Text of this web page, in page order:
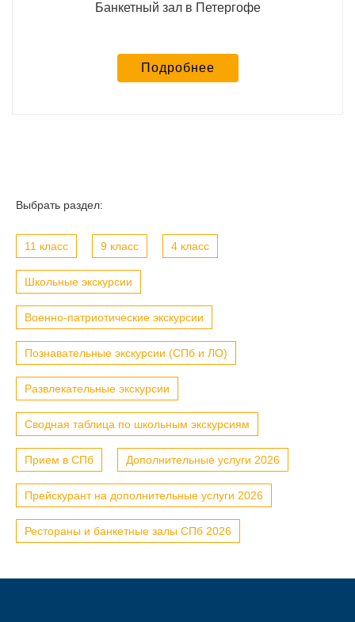
Банкетный зал в Петергофе
Подробнее
Выбрать раздел:
11 класс 9 класс 4 класс
Школьные экскурсии
Военно-патриотические экскурсии
Познавательные экскурсии (СПб и ЛО)
Развлекательные экскурсии
Сводная таблица по школьным экскурсиям
Прием в СПб Дополнительные услуги 2026
Прейскурант на дополнительные услуги 2026
Рестораны и банкетные залы СПб 2026